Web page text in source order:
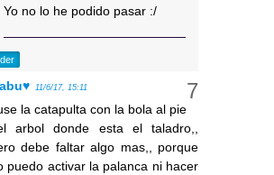
Yo no lo he podido pasar :/
11/6/17, 15:11
la catapulta con la bola al pie
arbol donde esta el taladro,,
debe faltar algo mas,, porque
puedo activar la palanca ni hacer